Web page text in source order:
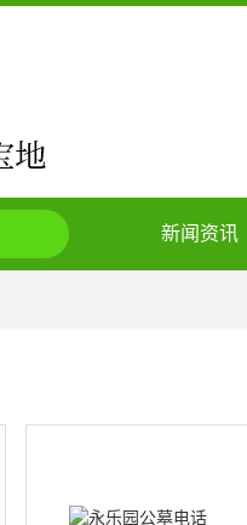
新闻资讯